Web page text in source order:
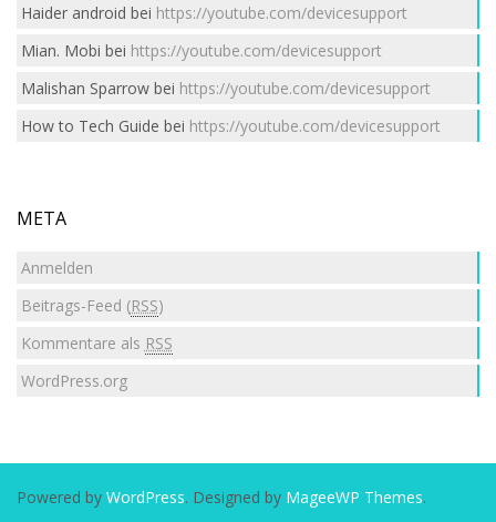
Haider android bei https://youtube.com/devicesupport
Mian. Mobi bei https://youtube.com/devicesupport
Malishan Sparrowbei https://youtube.com/devicesupport
How to Tech Guide bei https://youtube.com/devicesupport
META
Anmelden
Beitrags-Feed (RSS)
Kommentare als RSS
WordPress.org
Powered by WordPress. Designed by MageeWP Themes.